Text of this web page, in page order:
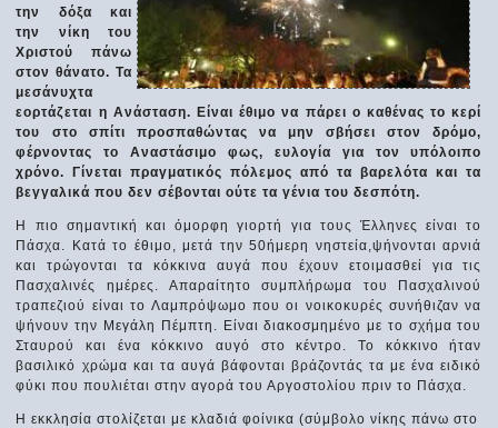
την δόξα και
την νίκη του
Χριστού πάνω
στον θάνατο. Τα
μεσάνυχτα
εορτάζεται η Ανάσταση. Είναι έθιμο να πάρει ο καθένας το κερί
του στο σπίτι προσπαθώντας να μην σβήσει στον δρόμο,
φέρνοντας το Αναστάσιμο φως, ευλογία για τον υπόλοιπο
χρόνο. Γίνεται πραγματικός πόλεμος από τα βαρελότα και τα
βεγγαλικά που δεν σέβονται ούτε τα γένια του δεσπότη.
Η πιο σημαντική και όμορφη γιορτή για τους Έλληνες είναι το
Πάσχα. Κατά το έθιμο, μετά την 50ήμερη νηστεία,ψήνονται αρνιά
και τρώγονται τα κόκκινα αυγά που έχουν ετοιμασθεί για τις
Πασχαλινές ημέρες. Απαραίτητο συμπλήρωμα του Πασχαλινού
τραπεζιού είναι το Λαμπρόψωμο που οι νοικοκυρές συνήθιζαν να
ψήνουν την Μεγάλη Πέμπτη. Είναι διακοσμημένο με το σχήμα του
Σταυρού και ένα κόκκινο αυγό στο κέντρο. Το κόκκινο ήταν
βασιλικό χρώμα και τα αυγά βάφονται βράζοντάς τα με ένα ειδικό
φύκι που πουλιέται στην αγορά του Αργοστολίου πριν το Πάσχα.
Η εκκλησία στολίζεται με κλαδιά φοίνικα (σύμβολο νίκης πάνω στο